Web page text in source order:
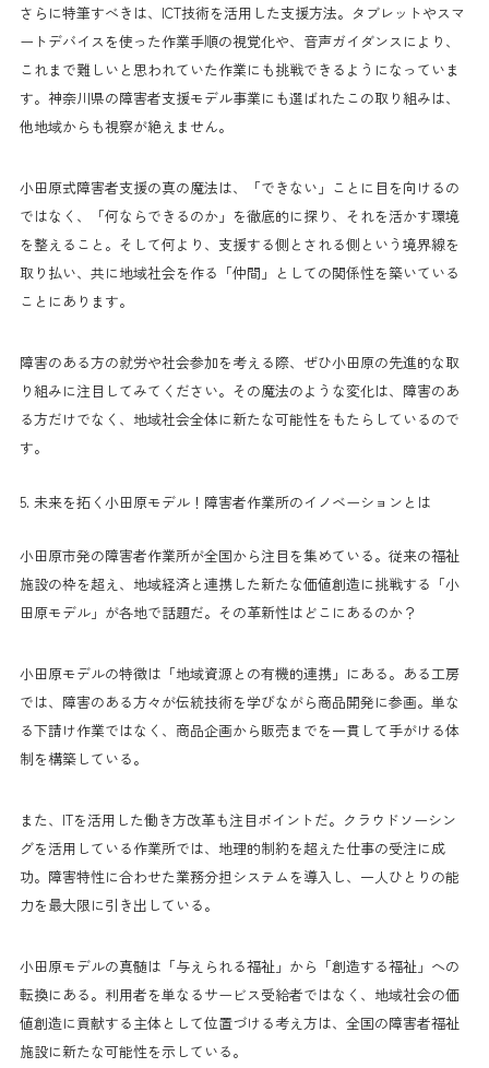
さらに特筆すべきは、ICT技術を活用した支援方法。タブレットやスマ
ートデバイスを使った作業手順の視覚化や、音声ガイダンスにより、
これまで難しいと思われていた作業にも挑戦できるようになっていま
す。神奈川県の障害者支援モデル事業にも選ばれたこの取り組みは、
他地域からも視察が絶えません。
小田原式障害者支援の真の魔法は、「できない」ことに目を向けるの
ではなく、「何ならできるのか」を徹底的に探り、それを活かす環境
を整えること。そして何より、支援する側とされる側という境界線を
取り払い、共に地域社会を作る「仲間」としての関係性を築いている
ことにあります。
障害のある方の就労や社会参加を考える際、ぜひ小田原の先進的な取
り組みに注目してみてください。その魔法のような変化は、障害のあ
る方だけでなく、地域社会全体に新たな可能性をもたらしているので
す。
5. 未来を拓く小田原モデル！障害者作業所のイノベーションとは
小田原市発の障害者作業所が全国から注目を集めている。従来の福祉
施設の枠を超え、地域経済と連携した新たな価値創造に挑戦する「小
田原モデル」が各地で話題だ。その革新性はどこにあるのか？
小田原モデルの特徴は「地域資源との有機的連携」にある。ある工房
では、障害のある方々が伝統技術を学びながら商品開発に参画。単な
る下請け作業ではなく、商品企画から販売までを一貫して手がける体
制を構築している。
また、ITを活用した働き方改革も注目ポイントだ。クラウドソーシン
グを活用している作業所では、地理的制約を超えた仕事の受注に成
功。障害特性に合わせた業務分担システムを導入し、一人ひとりの能
力を最大限に引き出している。
小田原モデルの真髄は「与えられる福祉」から「創造する福祉」への
転換にある。利用者を単なるサービス受給者ではなく、地域社会の価
値創造に貢献する主体として位置づける考え方は、全国の障害者福祉
施設に新たな可能性を示している。